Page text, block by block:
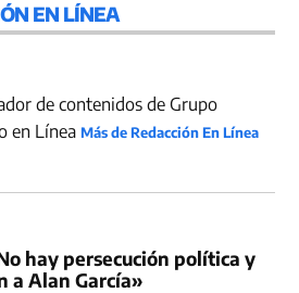
EN LÍNEA
de contenidos de Grupo
en LíneaMás de Redacción En Línea
hay persecución política y
a Alan García»